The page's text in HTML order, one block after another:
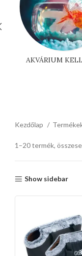
AKVÁRIUM
Kezdőlap
1–20 termék,
Show sidebar